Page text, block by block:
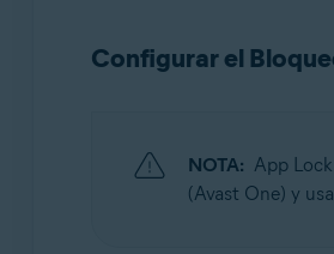
Configurar el
NOTA: App
(Avast One) y